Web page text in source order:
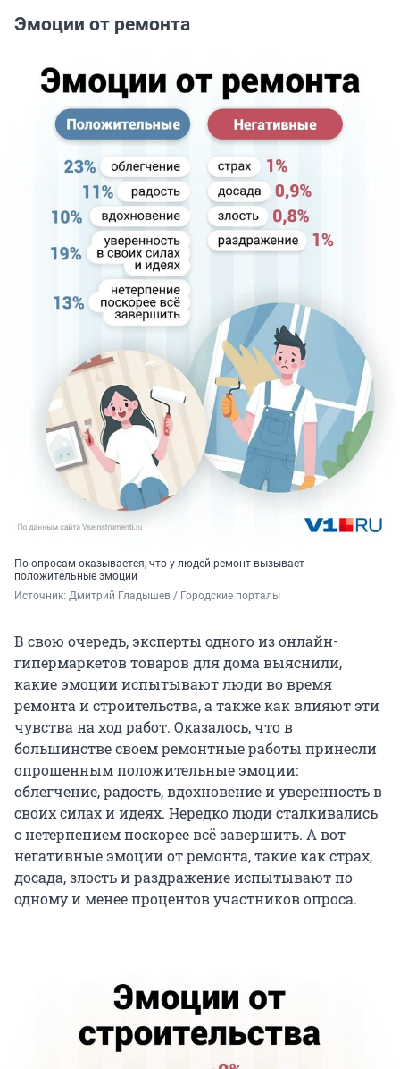
Эмоции от ремонта
По опросам оказывается, что у людей ремонт вызывает
положительные эмоции
Источник: Дмитрий Гладышев / Городские порталы
В свою очередь, эксперты одного из онлайн-
гипермаркетов товаров для дома выяснили,
какие эмоции испытывают люди во время
ремонта и строительства, а также как влияют эти
чувства на ход работ. Оказалось, что в
большинстве своем ремонтные работы принесли
опрошенным положительные эмоции:
облегчение, радость, вдохновение и уверенность в
своих силах и идеях. Нередко люди сталкивались
с нетерпением поскорее всё завершить. А вот
негативные эмоции от ремонта, такие как страх,
досада, злость и раздражение испытывают по
одному и менее процентов участников опроса.